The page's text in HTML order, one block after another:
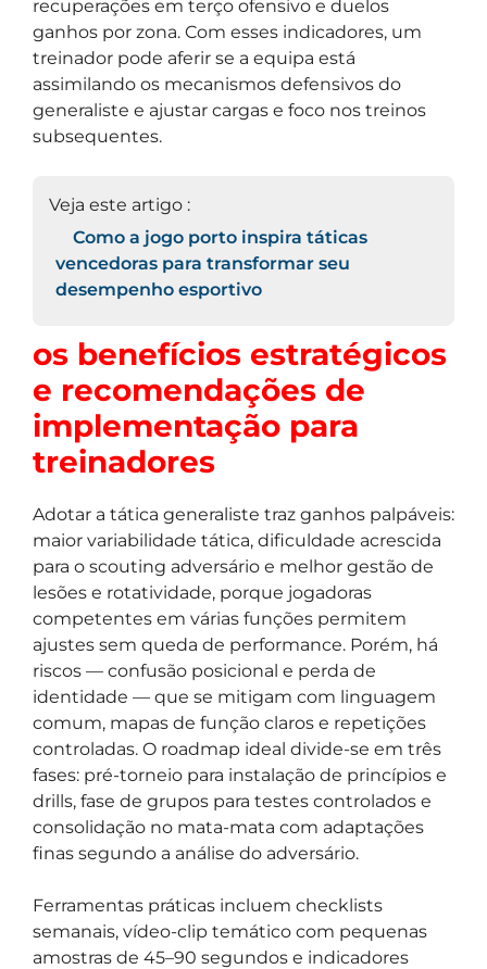
recuperações em terço ofensivo e duelos
ganhos por zona. Com esses indicadores, um
treinador pode aferir se a equipa está
assimilando os mecanismos defensivos do
generaliste e ajustar cargas e foco nos treinos
subsequentes.
Veja este artigo :
Como a jogo porto inspira táticas
vencedoras para transformar seu
desempenho esportivo
os benefícios estratégicos
e recomendações de
implementação para
treinadores
Adotar a tática generaliste traz ganhos palpáveis:
maior variabilidade tática, dificuldade acrescida
para o scouting adversário e melhor gestão de
lesões e rotatividade, porque jogadoras
competentes em várias funções permitem
ajustes sem queda de performance. Porém, há
riscos — confusão posicional e perda de
identidade — que se mitigam com linguagem
comum, mapas de função claros e repetições
controladas. O roadmap ideal divide-se em três
fases: pré-torneio para instalação de princípios e
drills, fase de grupos para testes controlados e
consolidação no mata-mata com adaptações
finas segundo a análise do adversário.
Ferramentas práticas incluem checklists
semanais, vídeo-clip temático com pequenas
amostras de 45–90 segundos e indicadores